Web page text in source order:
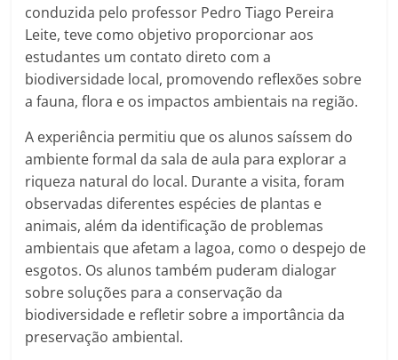
conduzida pelo professor Pedro Tiago Pereira
Leite, teve como objetivo proporcionar aos
estudantes um contato direto com a
biodiversidade local, promovendo reflexões sobre
a fauna, flora e os impactos ambientais na região.
A experiência permitiu que os alunos saíssem do
ambiente formal da sala de aula para explorar a
riqueza natural do local. Durante a visita, foram
observadas diferentes espécies de plantas e
animais, além da identificação de problemas
ambientais que afetam a lagoa, como o despejo de
esgotos. Os alunos também puderam dialogar
sobre soluções para a conservação da
biodiversidade e refletir sobre a importância da
preservação ambiental.